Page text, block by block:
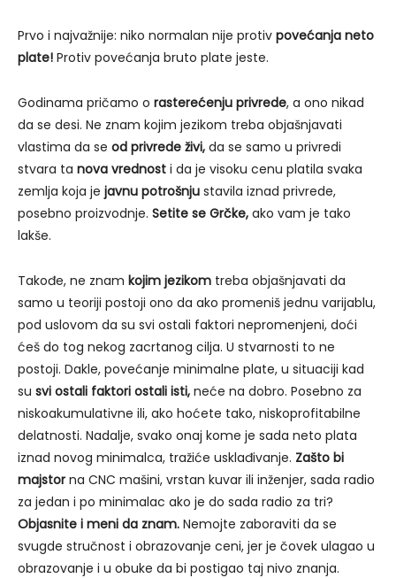
Prvo i najvažnije: niko normalan nije protiv povećanja neto
plate! Protiv povećanja bruto plate jeste.
Godinama pričamo o rasterećenju privrede, a ono nikad
da se desi. Ne znam kojim jezikom treba objašnjavati
vlastima da se od privrede živi, da se samo u privredi
stvara ta nova vrednost i da je visoku cenu platila svaka
zemlja koja je javnu potrošnju stavila iznad privrede,
posebno proizvodnje. Setite se Grčke, ako vam je tako
lakše.
Takođe, ne znam kojim jezikom treba objašnjavati da
samo u teoriji postoji ono da ako promeniš jednu varijablu,
pod uslovom da su svi ostali faktori nepromenjeni, doći
ćeš do tog nekog zacrtanog cilja. U stvarnosti to ne
postoji. Dakle, povećanje minimalne plate, u situaciji kad
su svi ostali faktori ostali isti, neće na dobro. Posebno za
niskoakumulativne ili, ako hoćete tako, niskoprofitabilne
delatnosti. Nadalje, svako onaj kome je sada neto plata
iznad novog minimalca, tražiće usklađivanje. Zašto bi
majstor na CNC mašini, vrstan kuvar ili inženjer, sada radio
za jedan i po minimalac ako je do sada radio za tri?
Objasnite i meni da znam. Nemojte zaboraviti da se
svugde stručnost i obrazovanje ceni, jer je čovek ulagao u
obrazovanje i u obuke da bi postigao taj nivo znanja.